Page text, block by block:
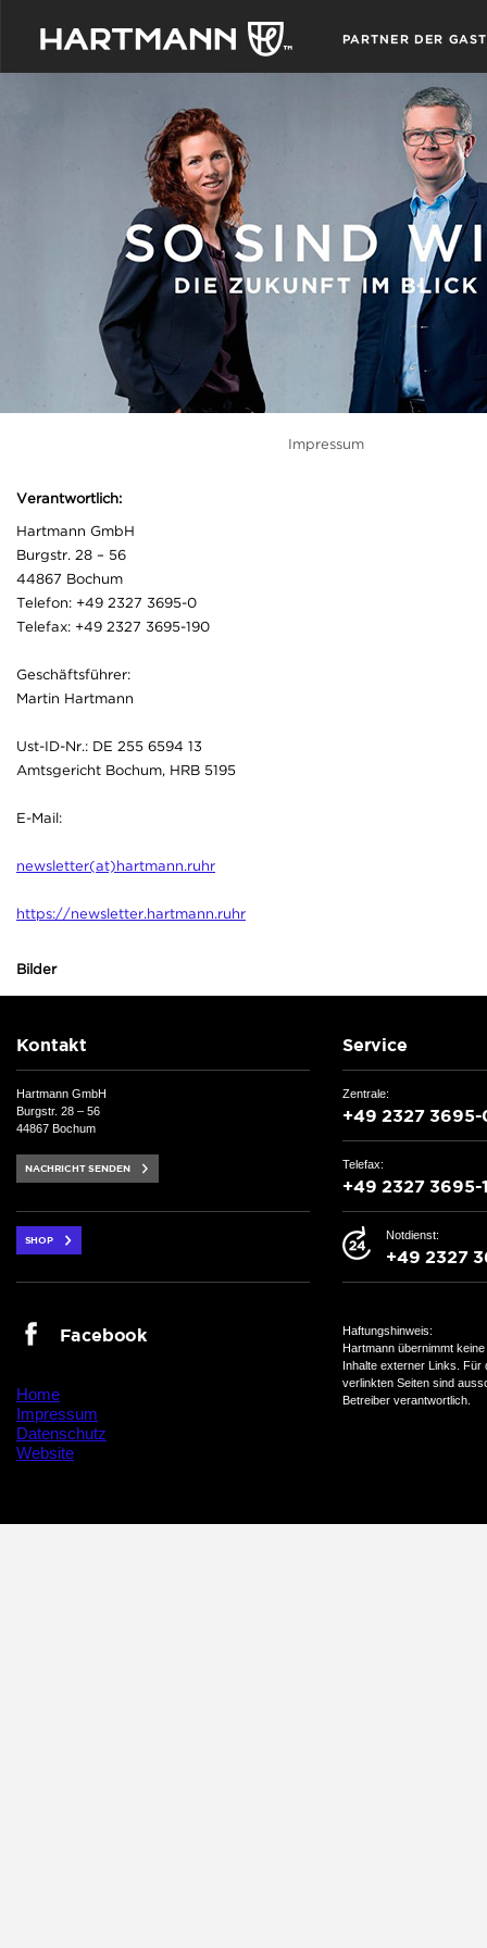
Impressum
Verantwortlich:
Hartmann GmbH
Burgstr. 28 – 56
44867 Bochum
Telefon: +49 2327 3695-0
Telefax: +49 2327 3695-190
Geschäftsführer:
Martin Hartmann
Ust-ID-Nr.: DE 255 6594 13
Amtsgericht Bochum, HRB 5195
E-Mail:
newsletter(at)hartmann.ruhr
https://newsletter.hartmann.ruhr
Bilder
Hartmann GmbH
Burgstr. 28 – 56
44867 Bochum
Zentrale:
Telefax:
Notdienst:
Home
Impressum
Datenschutz
Website
Haftungshinweis:
Hartmann übernimmt
Inhalte externer Links. Für
verlinkten Seiten sind
Betreiber verantwortlich.